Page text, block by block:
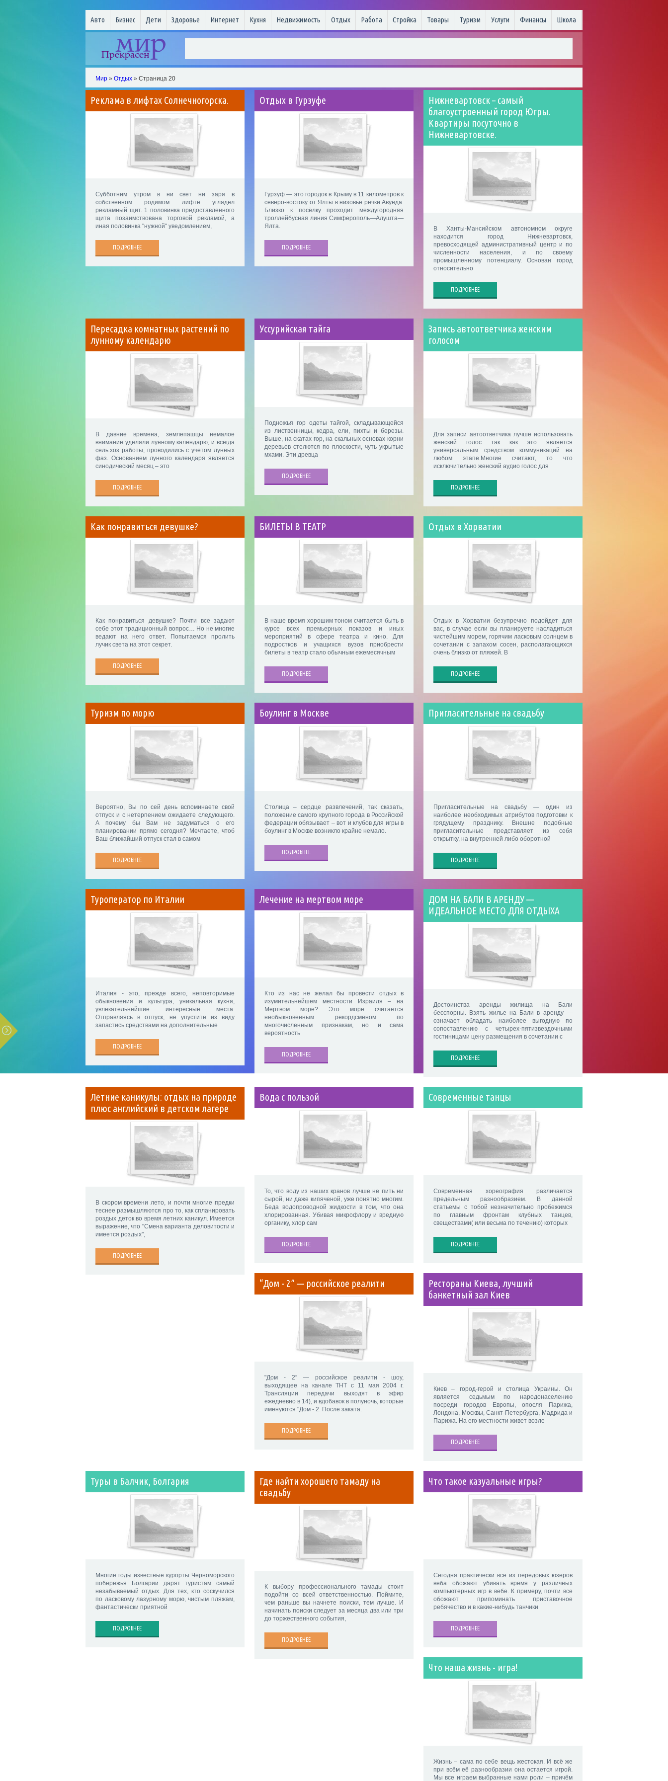
Авто Бизнес Дети Здоровье Интернет Кухня Недвижимость Отдых Работа Стройка Товары Туризм Услуги Финансы Школа
Мир » Отдых » Страница 20
Реклама в лифтах Солнечногорска.
Субботним утром в ни свет ни заря в
собственном родимом лифте углядел
рекламный щит. 1 половинка предоставленного
щита позаимствована торговой рекламой, а
иная половинка "нужной" уведомлением,
ПОДРОБНЕЕ
Отдых в Гурзуфе
Гурзуф — это городок в Крыму в 11 километров к
северо-востоку от Ялты в низовье речки Авунда.
Близко к посёлку проходит междугородняя
троллейбусная линия Симферополь—Алушта—
Ялта.
ПОДРОБНЕЕ
Нижневартовск – самый
благоустроенный город Югры.
Квартиры посуточно в
Нижневартовске.
В Ханты-Мансийском автономном округе
находится город Нижневартовск,
превосходящей административный центр и по
численности населения, и по своему
промышленному потенциалу. Основан город
относительно
ПОДРОБНЕЕ
Пересадка комнатных растений по
лунному календарю
В давние времена, землепашцы немалое
внимание уделяли лунному календарю, и всегда
сель.хоз работы, проводились с учетом лунных
фаз. Основанием лунного календаря является
синодический месяц – это
ПОДРОБНЕЕ
Уссурийская тайга
Подножья гор одеты тайгой, складывающейся
из лиственницы, кедра, ели, пихты и березы.
Выше, на скатах гор, на скальных основах корни
деревьев стелются по плоскости, чуть укрытые
мхами. Эти древца
ПОДРОБНЕЕ
Запись автоответчика женским
голосом
Для записи автоответчика лучше использовать
женский голос так как это является
универсальным средством коммуникаций на
любом этапе.Многие считают, то что
исключительно женский аудио голос для
ПОДРОБНЕЕ
Как понравиться девушке?
Как понравиться девушке? Почти все задают
себе этот традиционный вопрос… Но не многие
ведают на него ответ. Попытаемся пролить
лучик света на этот секрет.
ПОДРОБНЕЕ
БИЛЕТЫ В ТЕАТР
В наше время хорошим тоном считается быть в
курсе всех премьерных показов и иных
мероприятий в сфере театра и кино. Для
подростков и учащихся вузов приобрести
билеты в театр стало обычным ежемесячным
ПОДРОБНЕЕ
Отдых в Хорватии
Отдых в Хорватии безупречно подойдет для
вас, в случае если вы планируете насладиться
чистейшим морем, горячим ласковым солнцем в
сочетании с запахом сосен, располагающихся
очень близко от пляжей. В
ПОДРОБНЕЕ
Туризм по морю
Вероятно, Вы по сей день вспоминаете свой
отпуск и с нетерпением ожидаете следующего.
А почему бы Вам не задуматься о его
планировании прямо сегодня? Мечтаете, чтоб
Ваш ближайший отпуск стал в самом
ПОДРОБНЕЕ
Боулинг в Москве
Столица – сердце развлечений, так сказать,
положение самого крупного города в Российской
федерации обязывает – вот и клубов для игры в
боулинг в Москве возникло крайне немало.
ПОДРОБНЕЕ
Пригласительные на свадьбу
Пригласительные на свадьбу — один из
наиболее необходимых атрибутов подготовки к
грядущему празднику. Внешне подобные
пригласительные представляет из себя
открытку, на внутренней либо оборотной
ПОДРОБНЕЕ
Туроператор по Италии
Италия - это, прежде всего, неповторимые
обыкновения и культура, уникальная кухня,
увлекательнейшие интересные места.
Отправляясь в отпуск, не упустите из виду
запастись средствами на дополнительные
ПОДРОБНЕЕ
Лечение на мертвом море
Кто из нас не желал бы провести отдых в
изумительнейшем местности Израиля – на
Мертвом море? Это море считается
необыкновенным рекордсменом по
многочисленным признакам, но и сама
вероятность
ПОДРОБНЕЕ
ДОМ НА БАЛИ В АРЕНДУ —
ИДЕАЛЬНОЕ МЕСТО ДЛЯ ОТДЫХА
Достоинства аренды жилища на Бали
бесспорны. Взять жилье на Бали в аренду —
означает обладать наиболее выгодную по
сопоставлению с четырех-пятизвездочными
гостиницами цену размещения в сочетании с
ПОДРОБНЕЕ
Летние каникулы: отдых на природе
плюс английский в детском лагере
В скором времени лето, и почти многие предки
теснее размышляются про то, как спланировать
роздых деток во время летних каникул. Имеется
выражение, что "Смена варианта деловитости и
имеется роздых",
ПОДРОБНЕЕ
Вода с пользой
То, что воду из наших кранов лучше не пить ни
сырой, ни даже кипяченой, уже понятно многим.
Беда водопроводной жидкости в том, что она
хлорированная. Убивая микрофлору и вредную
органику, хлор сам
ПОДРОБНЕЕ
Современные танцы
Современная хореография различается
предельным разнообразием. В данной
статьемы с тобой незначительно пробежимся
по главным фронтам клубных танцев,
свеществами( или весьма по течению) которых
ПОДРОБНЕЕ
“Дом - 2” — российское реалити
"Дом - 2” — российское реалити - шоу,
выходящее на канале ТНТ с 11 мая 2004 г.
Трансляции передачи выходят в эфир
ежедневно в 14), и вдобавок в полуночь, которые
именуются "Дом - 2. После заката.
ПОДРОБНЕЕ
Рестораны Киева, лучший
банкетный зал Киев
Киев – город-герой и столица Украины. Он
является седьмым по народонаселению
посреди городов Европы, опосля Парижа,
Лондона, Москвы, Санкт-Петербурга, Мадрида и
Парижа. На его местности живет возле
ПОДРОБНЕЕ
Туры в Балчик, Болгария
Многие годы известные курорты Черноморского
побережья Болгарии дарят туристам самый
незабываемый отдых. Для тех, кто соскучился
по ласковому лазурному морю, чистым пляжам,
фантастически приятной
ПОДРОБНЕЕ
Где найти хорошего тамаду на
свадьбу
К выбору профессионального тамады стоит
подойти со всей ответственностью. Поймите,
чем раньше вы начнете поиски, тем лучше. И
начинать поиски следует за месяца два или три
до торжественного события,
ПОДРОБНЕЕ
Что такое казуальные игры?
Сегодня практически все из передовых юзеров
веба обожают убивать время у различных
компьютерных игр в вебе. К примеру, почти все
обожают припоминать приставочное
ребячество и в какие-нибудь танчики
ПОДРОБНЕЕ
Что наша жизнь - игра!
Жизнь – сама по себе вещь жестокая. И всё же
при всём её разнообразии она остается игрой.
Мы все играем выбранные нами роли – причём